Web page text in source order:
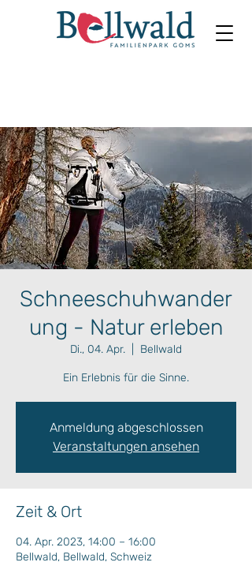
Schneeschuhwander
ung - Natur erleben
Di., 04. Apr. Bellwald
Ein Erlebnis für die Sinne.
Anmeldung abgeschlossen
Veranstaltungen ansehen
Zeit & Ort
04. Apr. 2023, 14:00 – 16:00
Bellwald, Bellwald, Schweiz